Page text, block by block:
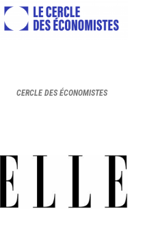
CERCLE DES ÉCONOMISTES